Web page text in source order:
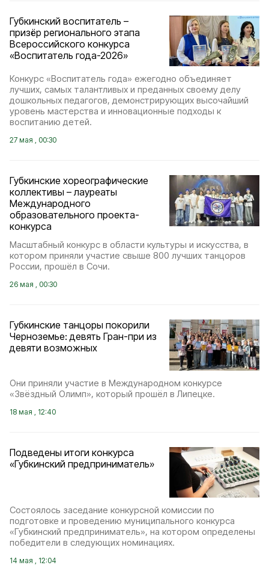
Губкинский воспитатель –
призёр регионального этапа
Всероссийского конкурса
«Воспитатель года-2026»
Конкурс «Воспитатель года» ежегодно объединяет
лучших, самых талантливых и преданных своему делу
дошкольных педагогов, демонстрирующих высочайший
уровень мастерства и инновационные подходы к
воспитанию детей.
27 мая , 00:30
Губкинские хореографические
коллективы – лауреаты
Международного
образовательного проекта-
конкурса
Масштабный конкурс в области культуры и искусства, в
котором приняли участие свыше 800 лучших танцоров
России, прошёл в Сочи.
26 мая , 00:30
Губкинские танцоры покорили
Черноземье: девять Гран-при из
девяти возможных
Они приняли участие в Международном конкурсе
«Звёздный Олимп», который прошёл в Липецке.
18 мая , 12:40
Подведены итоги конкурса
«Губкинский предприниматель»
Состоялось заседание конкурсной комиссии по
подготовке и проведению муниципального конкурса
«Губкинский предприниматель», на котором определены
победители в следующих номинациях.
14 мая , 12:04